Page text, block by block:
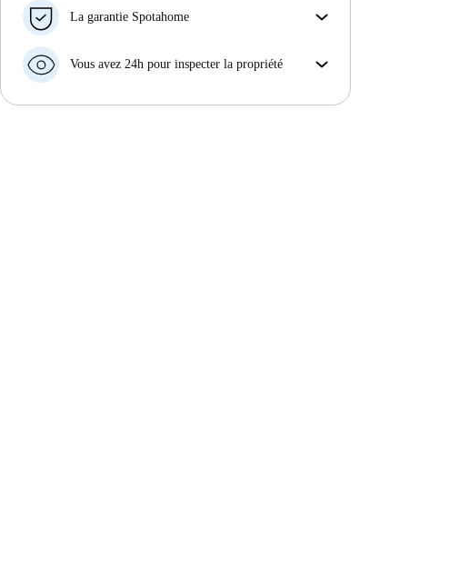
La garantie Spotahome
préavis, nous allons soit (A) vous payer une chambre
soit (B) vous rembourser en totalité.
Vous avez 24h pour inspecter la propriété